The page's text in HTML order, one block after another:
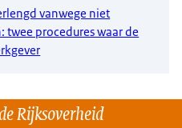
vanwege niet
procedures waar de
Rijksoverheid